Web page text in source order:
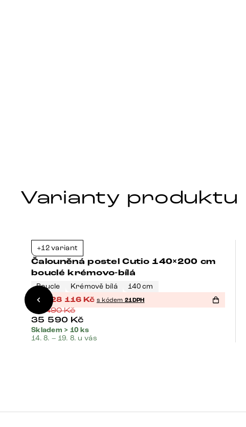
Varianty produktu
Bestseller
+12 variant
Čalouněná postel Cutio 140×200 cm
bouclé krémovo-bílá
Boucle Krémově bílá 140 cm
% 28 116 Kč s kódem21DPH
44 490Kč
35 590 Kč
Skladem > 10 ks
14. 8. – 19. 8. u vás